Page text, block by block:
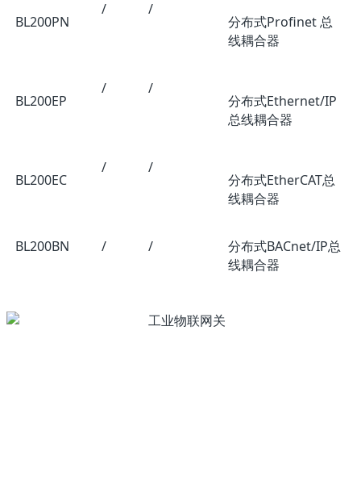
BL200PN
/ /
分布式Profinet 总
线耦合器
BL200EP
/ /
分布式Ethernet/IP
总线耦合器
BL200EC
/ /
分布式EtherCAT总
线耦合器
BL200BN / /
分布式BACnet/IP总
线耦合器